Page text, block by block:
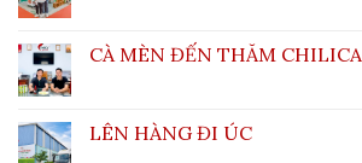
CÀ MÈN ĐẾN THĂM CHILICA
LÊN HÀNG ĐI ÚC